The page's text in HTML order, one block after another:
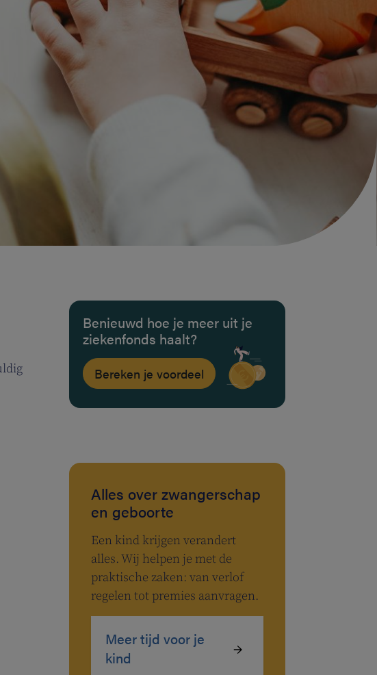
Benieuwd hoe je meer uit je
ziekenfonds haalt?
Bereken je voordeel
Alles over zwangerschap
en geboorte
Een kind krijgen verandert
alles. Wij helpen je met de
praktische zaken: van verlof
regelen tot premies aanvragen.
Meer tijd voor je
kind